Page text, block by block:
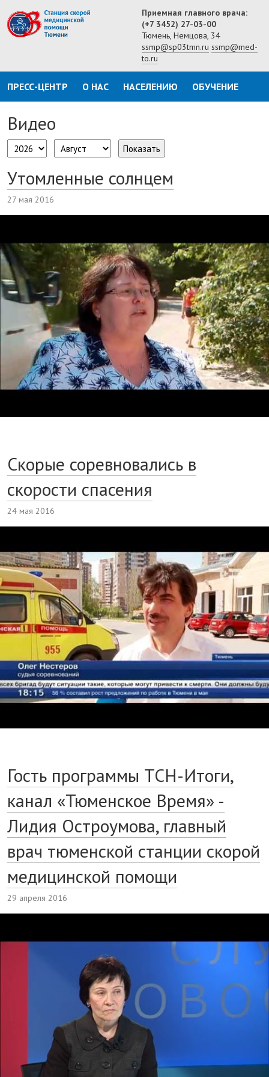
Приемная главного врача:
(+7 3452) 27-03-00
Тюмень, Немцова, 34
ssmp@sp03tmn.ru ssmp@med-
to.ru
ПРЕСС-ЦЕНТР О НАС НАСЕЛЕНИЮ ОБУЧЕНИЕ
Видео
Показать
Утомленные солнцем
27 мая 2016
Скорые соревновались в
скорости спасения
24 мая 2016
Гость программы ТСН-Итоги,
канал «Тюменское Время» -
Лидия Остроумова, главный
врач тюменской станции скорой
медицинской помощи
29 апреля 2016